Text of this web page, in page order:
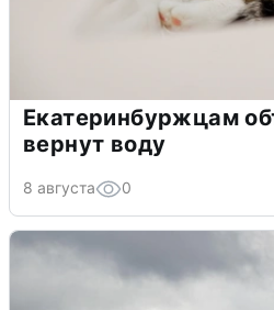
Екатеринбуржцам
вернут воду
8 августа 0